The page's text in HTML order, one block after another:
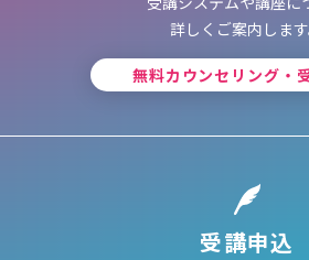
詳しくご案内します
無料カウンセリング・
受講申込